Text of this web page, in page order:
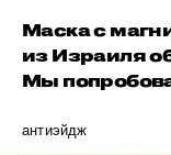
Маска с
из Израиля
Мы
антиэйдж